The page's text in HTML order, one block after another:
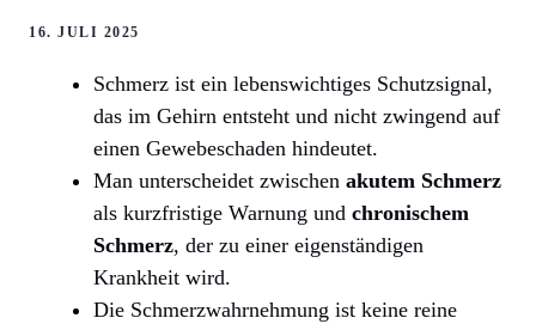
16. JULI 2025
Schmerz ist ein lebenswichtiges Schutzsignal,
das im Gehirn entsteht und nicht zwingend auf
einen Gewebeschaden hindeutet.
Man unterscheidet zwischen akutem Schmerz
als kurzfristige Warnung und chronischem
Schmerz, der zu einer eigenständigen
Krankheit wird.
Die Schmerzwahrnehmung ist keine reine